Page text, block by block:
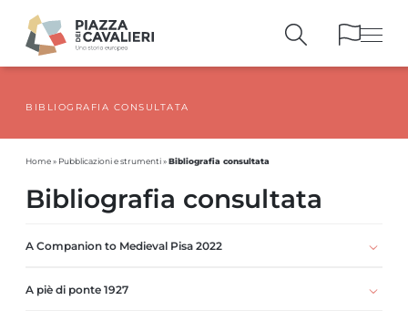
PUBBLICAZIONI E STRUMENTI
BIBLIOGRAFIA CONSULTATA
Home» Pubblicazioni e strumenti»Bibliografia consultata
Bibliografia consultata
A Companion to Medieval Pisa 2022
A piè di ponte 1927